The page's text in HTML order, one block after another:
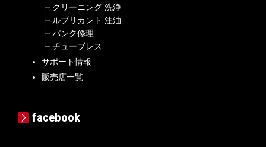
クリーニング 洗浄
ルブリカント 注油
パンク修理
チューブレス
サポート情報
販売店一覧
facebook